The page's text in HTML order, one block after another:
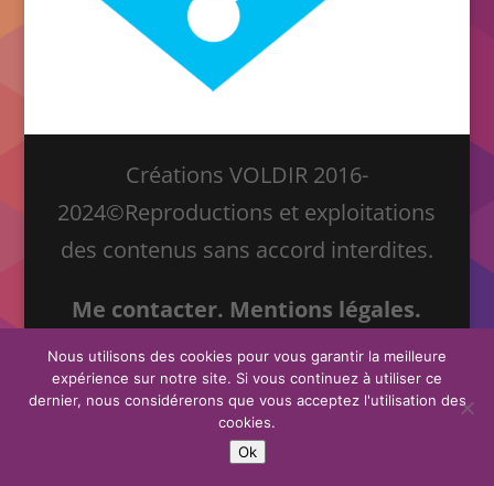
Créations VOLDIR 2016-
2024©Reproductions et exploitations
des contenus sans accord interdites.
Me contacter. Mentions légales.
Nous utilisons des cookies pour vous garantir la meilleure
expérience sur notre site. Si vous continuez à utiliser ce
dernier, nous considérerons que vous acceptez l'utilisation des
cookies.
Ok